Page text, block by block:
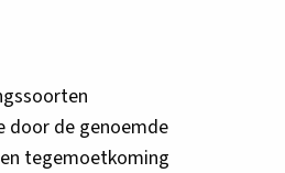
door de genoemde
tegemoetkoming